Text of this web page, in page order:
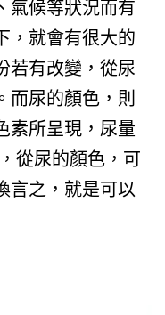
氣候等狀況而有
，就會有很大的
若有改變，從尿
而尿的顏色，則
素所呈現，尿量
從尿的顏色，可
言之，就是可以